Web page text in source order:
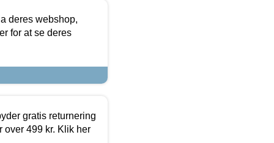
deres webshop,
for at se deres
gratis returnering
over 499 kr. Klik her